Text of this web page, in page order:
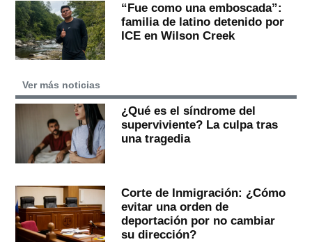
“Fue como una emboscada”:
familia de latino detenido por
ICE en Wilson Creek
Ver más noticias
¿Qué es el síndrome del
superviviente? La culpa tras
una tragedia
Corte de Inmigración: ¿Cómo
evitar una orden de
deportación por no cambiar
su dirección?